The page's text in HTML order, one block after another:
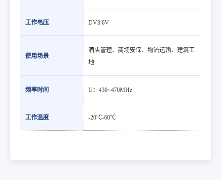
工作电压 DV3.6V
使用场景
酒店管理、商场安保、物流运输、建筑工
地
频率时间 U：430~470MHz
工作温度 -20℃-60℃